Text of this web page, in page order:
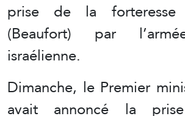
prise de la
(Beaufort) par
israélienne.
Dimanche, le Premier
avait annoncé la